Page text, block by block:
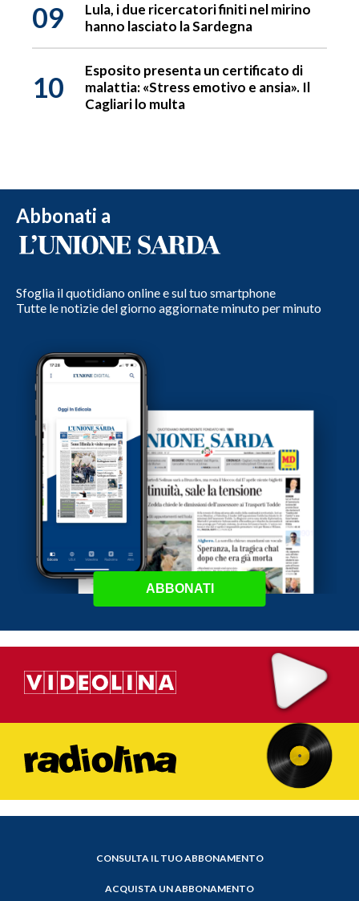
09
Lula, i due ricercatori finiti nel mirino
hanno lasciato la Sardegna
10
Esposito presenta un certificato di
malattia: «Stress emotivo e ansia». Il
Cagliari lo multa
Abbonati a
Sfoglia il quotidiano online e sul tuo smartphone
Tutte le notizie del giorno aggiornate minuto per minuto
ABBONATI
CONSULTA IL TUO ABBONAMENTO
ACQUISTA UN ABBONAMENTO